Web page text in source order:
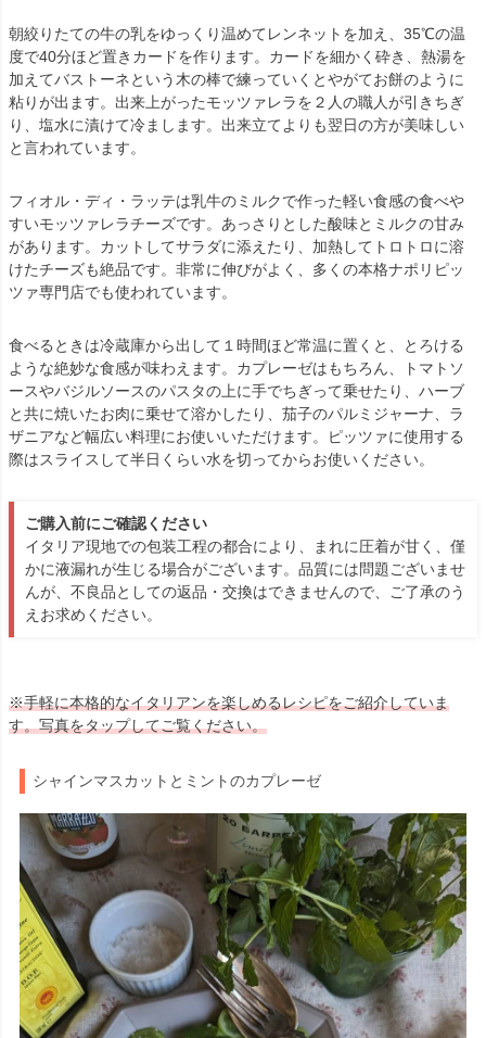
朝絞りたての牛の乳をゆっくり温めてレンネットを加え、35℃の温
度で40分ほど置きカードを作ります。カードを細かく砕き、熱湯を
加えてバストーネという木の棒で練っていくとやがてお餅のように
粘りが出ます。出来上がったモッツァレラを２人の職人が引きちぎ
り、塩水に漬けて冷まします。出来立てよりも翌日の方が美味しい
と言われています。
フィオル・ディ・ラッテは乳牛のミルクで作った軽い食感の食べや
すいモッツァレラチーズです。あっさりとした酸味とミルクの甘み
があります。カットしてサラダに添えたり、加熱してトロトロに溶
けたチーズも絶品です。非常に伸びがよく、多くの本格ナポリピッ
ツァ専門店でも使われています。
食べるときは冷蔵庫から出して１時間ほど常温に置くと、とろける
ような絶妙な食感が味わえます。カプレーゼはもちろん、トマトソ
ースやバジルソースのパスタの上に手でちぎって乗せたり、ハーブ
と共に焼いたお肉に乗せて溶かしたり、茄子のパルミジャーナ、ラ
ザニアなど幅広い料理にお使いいただけます。ピッツァに使用する
際はスライスして半日くらい水を切ってからお使いください。
ご購入前にご確認ください
イタリア現地での包装工程の都合により、まれに圧着が甘く、僅
かに液漏れが生じる場合がございます。品質には問題ございませ
んが、不良品としての返品・交換はできませんので、ご了承のう
えお求めください。
※手軽に本格的なイタリアンを楽しめるレシピをご紹介していま
す。写真をタップしてご覧ください。
シャインマスカットとミントのカプレーゼ